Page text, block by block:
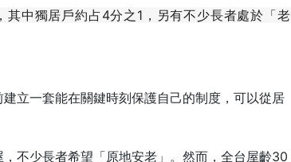
中獨居戶約占4分之1，另有不少長者處於「老
立一套能在關鍵時刻保護自己的制度，可以從居
不少長者希望「原地安老」。然而，全台屋齡30